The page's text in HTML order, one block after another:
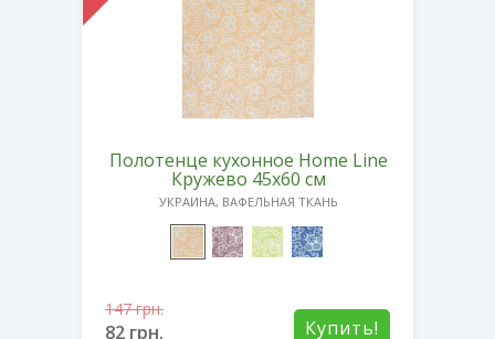
Полотенце кухонное Home Line
Кружево 45х60 см
УКРАИНА, ВАФЕЛЬНАЯ ТКАНЬ
Купить!
147грн.
82 грн.